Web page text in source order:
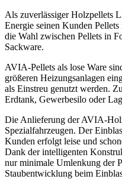
Als zuverlässiger Holzpellets
Energie seinen Kunden
die Wahl zwischen Pellets in
Sackware.
AVIA-Pellets als lose Ware
größeren Heizungsanlagen
als Einstreu genutzt werden.
Erdtank, Gewerbesilo oder
Die Anlieferung der AVIA-
Spezialfahrzeugen. Der
Kunden erfolgt leise und
Dank der intelligenten
nur minimale Umlenkung der
Staubentwicklung beim